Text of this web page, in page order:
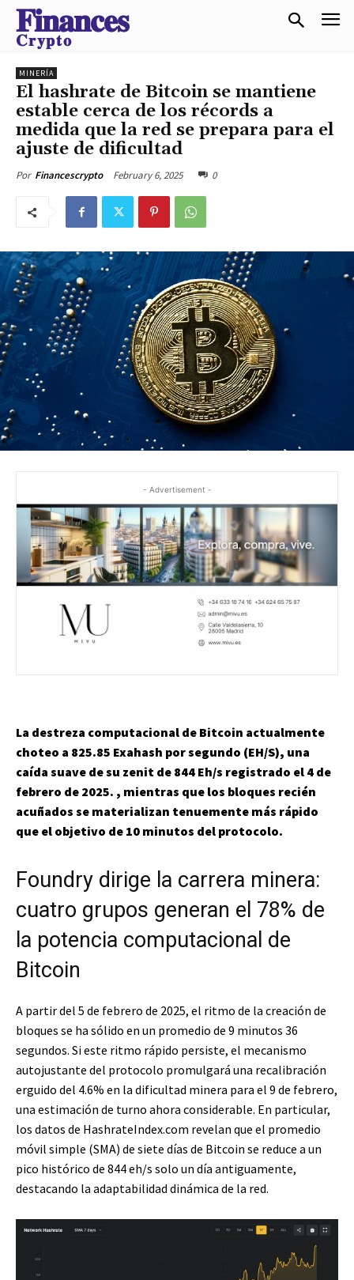
𝐅𝐢𝐧𝐚𝐧𝐜𝐞𝐬
𝐂𝐫𝐲𝐩𝐭𝐨
MINERÍA
El hashrate de Bitcoin se mantiene
estable cerca de los récords a
medida que la red se prepara para el
ajuste de dificultad
Por Financescrypto February 6, 2025 0
- Advertisement -
La destreza computacional de Bitcoin actualmente
choteo a 825.85 Exahash por segundo (EH/S), una
caída suave de su zenit de 844 Eh/s registrado el 4 de
febrero de 2025. , mientras que los bloques recién
acuñados se materializan tenuemente más rápido
que el objetivo de 10 minutos del protocolo.
Foundry dirige la carrera minera:
cuatro grupos generan el 78% de
la potencia computacional de
Bitcoin
A partir del 5 de febrero de 2025, el ritmo de la creación de
bloques se ha sólido en un promedio de 9 minutos 36
segundos. Si este ritmo rápido persiste, el mecanismo
autojustante del protocolo promulgará una recalibración
erguido del 4.6% en la dificultad minera para el 9 de febrero,
una estimación de turno ahora considerable. En particular,
los datos de HashrateIndex.com revelan que el promedio
móvil simple (SMA) de siete días de Bitcoin se reduce a un
pico histórico de 844 eh/s solo un día antiguamente,
destacando la adaptabilidad dinámica de la red.